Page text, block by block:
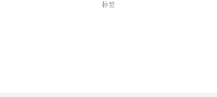
标签